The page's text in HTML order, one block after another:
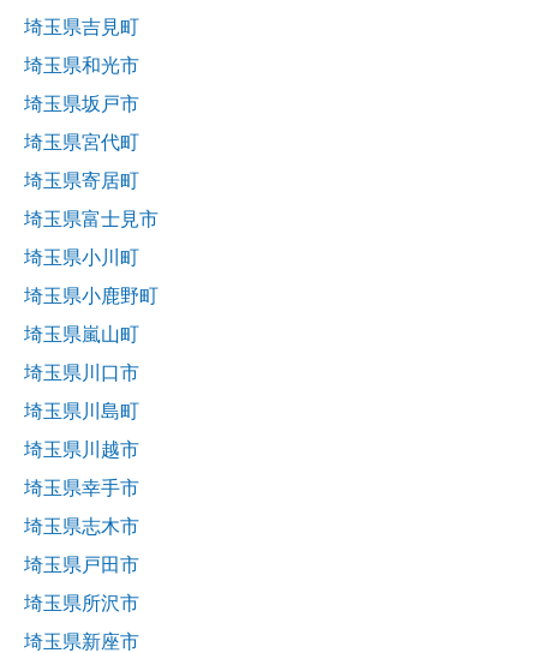
埼玉県吉見町
埼玉県和光市
埼玉県坂戸市
埼玉県宮代町
埼玉県寄居町
埼玉県富士見市
埼玉県小川町
埼玉県小鹿野町
埼玉県嵐山町
埼玉県川口市
埼玉県川島町
埼玉県川越市
埼玉県幸手市
埼玉県志木市
埼玉県戸田市
埼玉県所沢市
埼玉県新座市